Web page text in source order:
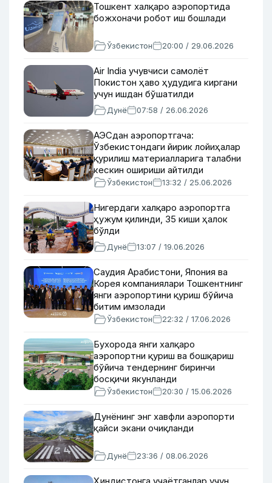
Тошкент халқаро аэропортида
божхоначи робот иш бошлади
Ўзбекистон 20:00 / 29.06.2026
Air India учувчиси самолёт
Покистон ҳаво ҳудудига киргани
учун ишдан бўшатилди
Дунё 07:58 / 26.06.2026
АЭСдан аэропортгача:
Ўзбекистондаги йирик лойиҳалар
қурилиш материалларига талабни
кескин ошириши айтилди
Ўзбекистон 13:32 / 25.06.2026
Нигердаги халқаро аэропортга
ҳужум қилинди, 35 киши ҳалок
бўлди
Дунё 13:07 / 19.06.2026
Саудия Арабистони, Япония ва
Корея компаниялари Тошкентнинг
янги аэропортини қуриш бўйича
битим имзолади
Ўзбекистон 22:32 / 17.06.2026
Бухорода янги халқаро
аэропортни қуриш ва бошқариш
бўйича тендернинг биринчи
босқичи якунланди
Ўзбекистон 20:30 / 15.06.2026
Дунёнинг энг хавфли аэропорти
қайси экани очиқланди
Дунё 23:36 / 08.06.2026